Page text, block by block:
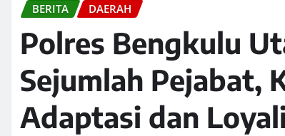
BERITA DAERAH
Polres Bengkulu
Sejumlah Pejabat,
Adaptasi dan